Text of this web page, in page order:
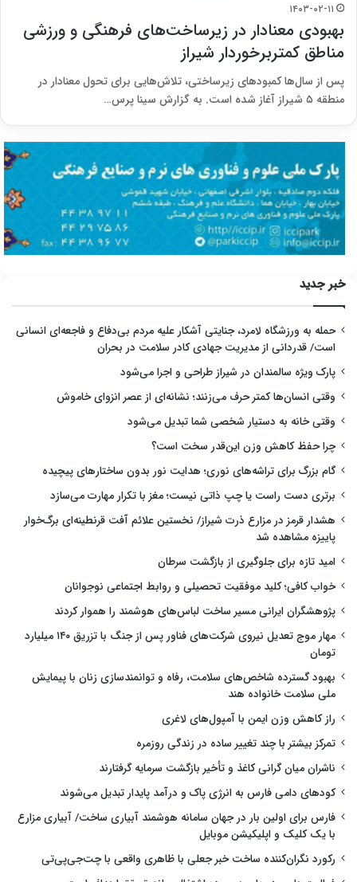
۱۴۰۳-۰۲-۱۱
بهبودی معنا‌دار در زیرساخت‌های فرهنگی و ورزشی
مناطق کمتربرخوردار شیراز
پس از سال‌ها کمبودهای زیرساختی، تلاش‌هایی برای تحول معنا‌دار در
منطقه ۵ شیراز آغاز شده است. به گزارش سینا پرس…
خبر جدید
حمله به ورزشگاه لامرد، جنایتی آشکار علیه مردم بی‌دفاع و فاجعه‌ای انسانی
است/ قدردانی از مدیریت جهادی کادر سلامت در بحران
پارک ویژه سالمندان در شیراز طراحی و اجرا می‌شود
وقتی انسان‌ها کمتر حرف می‌زنند؛ نشانه‌ای از عصر انزوای خاموش
وقتی خانه به دستیار شخصی شما تبدیل می‌شود
چرا حفظ کاهش وزن این‌قدر سخت است؟
گام بزرگ برای تراشه‌های نوری؛ هدایت نور بدون ساختارهای پیچیده
برتری دست راست یا چپ ذاتی نیست؛ مغز با تکرار مهارت می‌سازد
هشدار قرمز در مزارع ذرت شیراز/ نخستین علائم آفت قرنطینه‌ای برگ‌خوار
پاییزه مشاهده شد
امید تازه برای جلوگیری از بازگشت سرطان
خواب کافی؛ کلید موفقیت تحصیلی و روابط اجتماعی نوجوانان
پژوهشگران ایرانی مسیر ساخت لباس‌های هوشمند را هموار کردند
مهار موج تعدیل نیروی شرکت‌های فناور پس از جنگ با تزریق ۱۴۰ میلیارد
تومان
بهبود گسترده شاخص‌های سلامت، رفاه و توانمندسازی زنان با پیمایش
ملی سلامت خانواده هند
راز کاهش وزن ایمن با آمپول‌های لاغری
تمرکز بیشتر با چند تغییر ساده در زندگی روزمره
ناشران میان گرانی کاغذ و تأخیر بازگشت سرمایه گرفتارند
کودهای دامی فارس به انرژی پاک و درآمد پایدار تبدیل می‌شوند
فارس برای اولین بار در جهان سامانه هوشمند آبیاری ساخت/ آبیاری مزارع
با یک کلیک و اپلیکیشن موبایل
رکورد نگران‌کننده ساخت خبر جعلی با ظاهری واقعی با چت‌جی‌پی‌تی